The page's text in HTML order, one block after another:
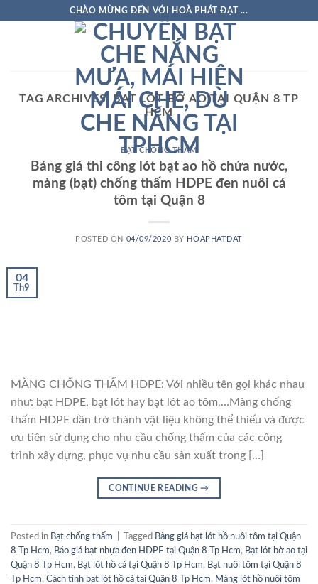
CHÀO MỪNG ĐẾN VỚI HOÀ PHÁT ĐẠT ...
TAG ARCHIVES:BẠT LÓT BỜ AO TẠI QUẬN 8 TP
HCM
BẠT CHỐNG THẤM
Bảng giá thi công lót bạt ao hồ chứa nước,
màng (bạt) chống thấm HDPE đen nuôi cá
tôm tại Quận 8
POSTED ON 04/09/2020 BY HOAPHATDAT
04
Th9
MÀNG CHỐNG THẤM HDPE: Với nhiều tên gọi khác nhau
như: bạt HDPE, bạt lót hay bạt lót ao tôm,…Màng chống
thấm HDPE dần trở thành vật liệu không thể thiếu và được
ưu tiên sử dụng cho nhu cầu chống thấm của các công
trình xây dựng, phục vụ nhu cầu sản xuất trong […]
CONTINUE READING→
Posted in Bạt chống thấm Tagged Bảng giá bạt lót hồ nuôi tôm tại Quận
8 Tp Hcm, Báo giá bạt nhựa đen HDPE tại Quận 8 Tp Hcm, Bạt lót bờ ao tại
Quận 8 Tp Hcm, Bạt lót hồ cá tại Quận 8 Tp Hcm, Bạt nuôi tôm tại Quận 8
Tp Hcm, Cách tính bạt lót hồ cá tại Quận 8 Tp Hcm, Màng lót hồ nuôi tôm